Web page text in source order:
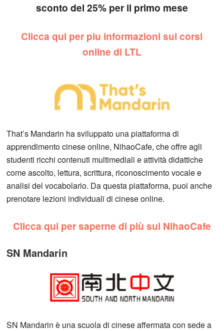
sconto del 25% per il primo mese
Clicca qui per piu informazioni sui corsi
online di LTL
That’s Mandarin ha sviluppato una piattaforma di
apprendimento cinese online, NihaoCafe, che offre agli
studenti ricchi contenuti multimediali e attività didattiche
come ascolto, lettura, scrittura, riconoscimento vocale e
analisi del vocabolario. Da questa piattaforma, puoi anche
prenotare lezioni individuali di cinese online.
Clicca qui per saperne di più sul NihaoCafe
SN Mandarin
SN Mandarin è una scuola di cinese affermata con sede a